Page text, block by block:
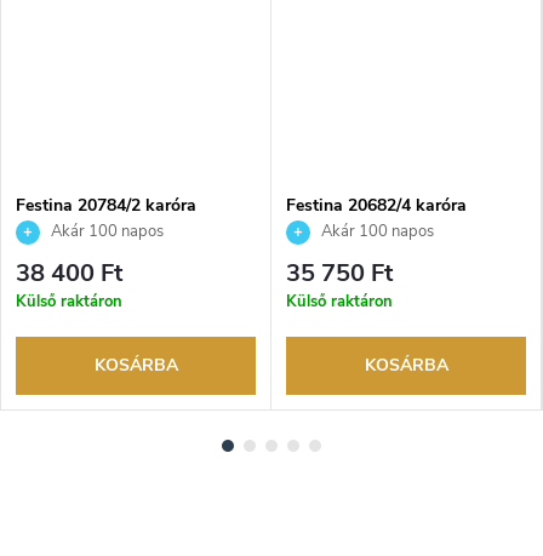
Festina 20784/2 karóra
Akár 100 napos
visszaküldési lehetőség. Hivatalos
márkakereskedő.
38 400 Ft
Külső raktáron
KOSÁRBA
Festina 20682/4 karóra
Akár 100 napos
visszaküldési lehetőség. Hivatalos
márkakereskedő.
35 750 Ft
Külső raktáron
KOSÁRBA